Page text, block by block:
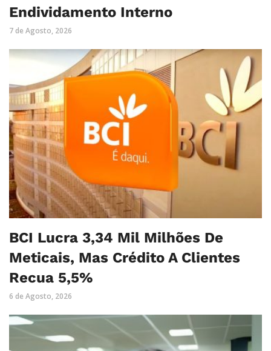
Endividamento Interno
7 de Agosto, 2026
BCI Lucra 3,34 Mil Milhões De
Meticais, Mas Crédito A Clientes
Recua 5,5%
6 de Agosto, 2026